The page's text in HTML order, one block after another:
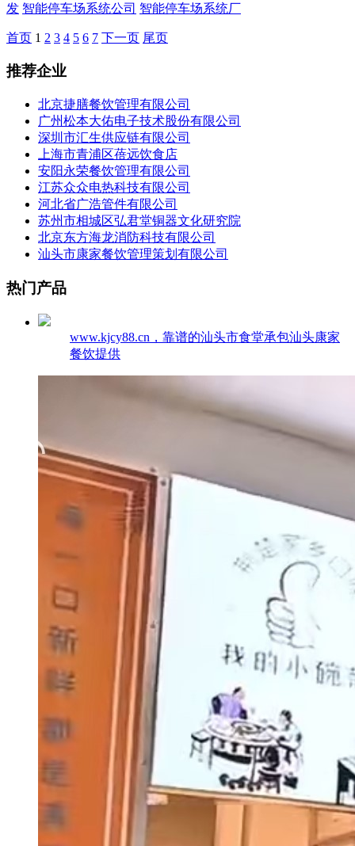
发 智能停车场系统公司 智能停车场系统厂
首页 1 2 3 4 5 6 7 下一页 尾页
推荐企业
北京捷膳餐饮管理有限公司
广州松本大佑电子技术股份有限公司
深圳市汇生供应链有限公司
上海市青浦区蓓远饮食店
安阳永荣餐饮管理有限公司
江苏众众电热科技有限公司
河北省广浩管件有限公司
苏州市相城区弘君堂铜器文化研究院
北京东方海龙消防科技有限公司
汕头市康家餐饮管理策划有限公司
热门产品
www.kjcy88.cn，靠谱的汕头市食堂承包汕头康家
餐饮提供